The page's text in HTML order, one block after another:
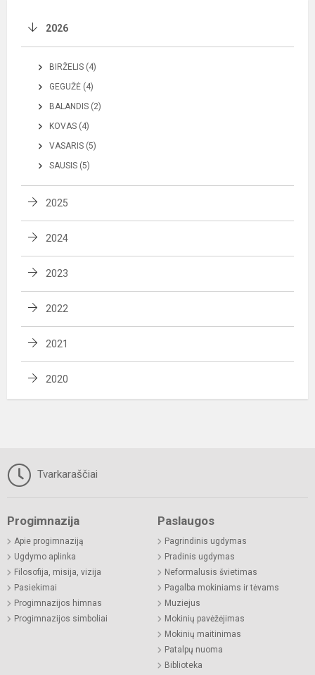
2026
BIRŽELIS (4)
GEGUŽĖ (4)
BALANDIS (2)
KOVAS (4)
VASARIS (5)
SAUSIS (5)
2025
2024
2023
2022
2021
2020
Tvarkaraščiai
Progimnazija
Apie progimnaziją
Ugdymo aplinka
Filosofija, misija, vizija
Pasiekimai
Progimnazijos himnas
Progimnazijos simboliai
Paslaugos
Pagrindinis ugdymas
Pradinis ugdymas
Neformalusis švietimas
Pagalba mokiniams ir tėvams
Muziejus
Mokinių pavėžėjimas
Mokinių maitinimas
Patalpų nuoma
Biblioteka